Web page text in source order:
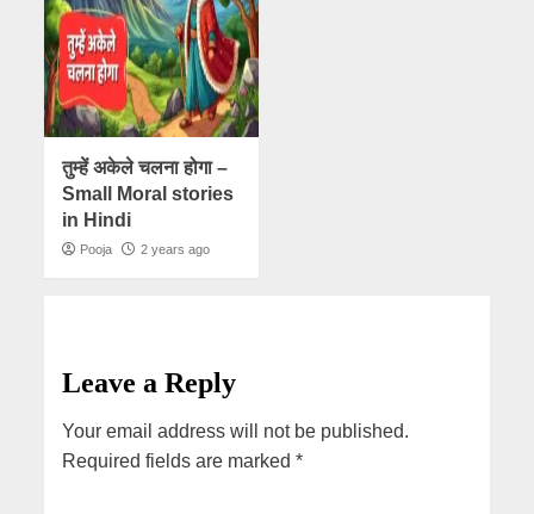
तुम्हें अकेले चलना होगा –
Small Moral stories
in Hindi
Pooja 2 years ago
Leave a Reply
Your email address will not be published.
Required fields are marked*